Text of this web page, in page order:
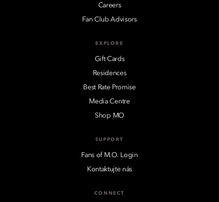
Careers
Fan Club Advisors
EXPLORE
Gift Cards
Residences
Best Rate Promise
Media Centre
Shop MO
SUPPORT
Fans of M.O. Login
Kontaktujte nás
CONNECT